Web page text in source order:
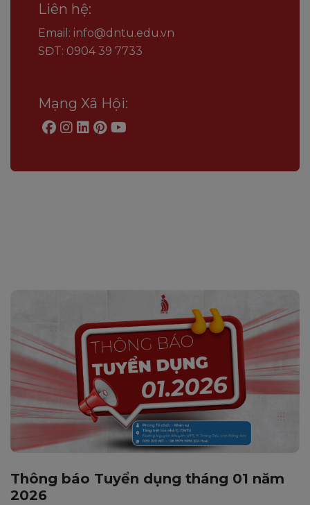
Liên hệ:
Email: info@dntu.edu.vn
SĐT: 0904 39 7733
Mạng Xã Hội:
Thông báo Tuyển dụng tháng 01 năm
2026